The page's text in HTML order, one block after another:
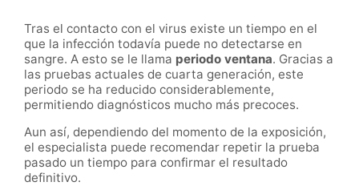
Tras el contacto con el virus existe un tiempo en el
que la infección todavía puede no detectarse en
sangre. A esto se le llama periodo ventana. Gracias a
las pruebas actuales de cuarta generación, este
periodo se ha reducido considerablemente,
permitiendo diagnósticos mucho más precoces.
Aun así, dependiendo del momento de la exposición,
el especialista puede recomendar repetir la prueba
pasado un tiempo para confirmar el resultado
definitivo.